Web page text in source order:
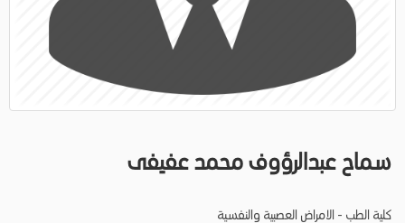
سماح عبدالرؤوف محمد عفيفى
كلية الطب - الامراض العصبية والنفسية